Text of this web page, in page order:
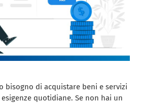
bisogno di acquistare beni e servizi
quotidiane. Se non hai un